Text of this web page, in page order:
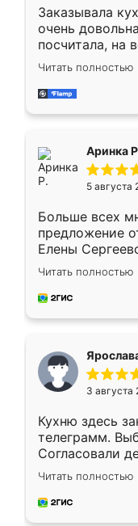
Заказывала
очень
посчитала, на
Замерщик
делу со всей
за день,
Читать полностью
Аринка
5 августа
Больше всех
предложение
Елены
короткие
для замера
предложил по
Читать полностью
3 августа
Кухню здесь
телеграмм.
Согласовали
недели кухня
довольны
мебель за
Читать полностью